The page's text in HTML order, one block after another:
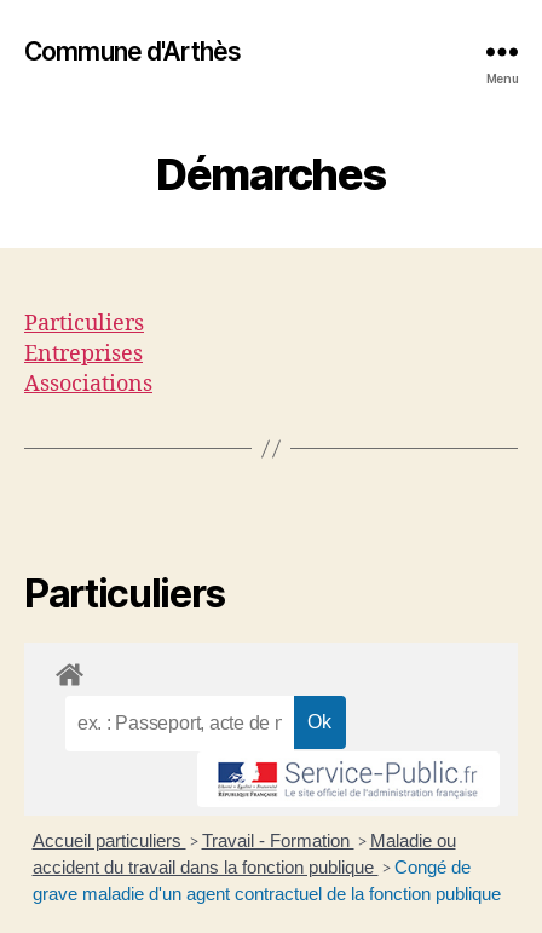
Commune d'Arthès
Menu
Démarches
Particuliers
Entreprises
Associations
Particuliers
Accueil particuliers > Travail - Formation > Maladie ou
accident du travail dans la fonction publique > Congé de
grave maladie d'un agent contractuel de la fonction publique